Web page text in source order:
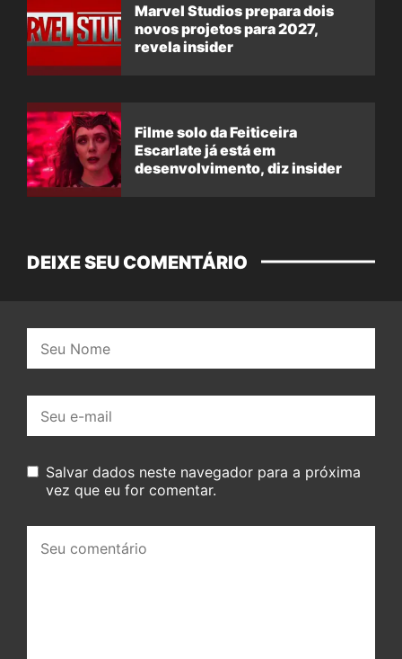
Marvel Studios prepara dois
novos projetos para 2027,
revela insider
Filme solo da Feiticeira
Escarlate já está em
desenvolvimento, diz insider
DEIXE SEU COMENTÁRIO
mail:
Salvar dados neste navegador para a próxima
vez que eu for comentar.
comentário: